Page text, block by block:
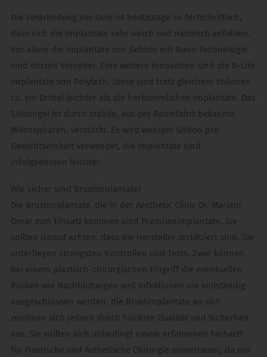
Die Verarbeitung der Gele ist heutzutage so fortschrittlich,
dass sich die Implantate sehr weich und natürlich anfühlen.
Vor allem die Implantate von Sebbin mit Nano Technologie
sind derzeit Vorreiter. Eine weitere Innovation sind die B-Lite
Implantate von Polytech. Diese sind trotz gleichem Volumen
ca. ein Drittel leichter als die herkömmlichen Implantate. Das
Silikongel ist durch stabile, aus der Raumfahrt bekannte
Mikrosphären, verstärkt. Es wird weniger Silikon pro
Gewichtseinheit verwendet, die Implantate sind
infolgedessen leichter.
Wie sicher sind Brustimplantate?
Die Brustimplantate, die in der Aesthetic Clinic Dr. Mariam
Omar zum Einsatz kommen sind Premiumimplantate. Sie
sollten darauf achten, dass die Hersteller zertifiziert sind. Sie
unterliegen strengsten Kontrollen und Tests. Zwar können
bei einem plastisch-chirurgischen Eingriff die eventuellen
Risiken wie Nachblutungen und Infektionen nie vollständig
ausgeschlossen werden, die Brustimplantate an sich
zeichnen sich jedoch durch höchste Qualität und Sicherheit
aus. Sie sollten sich unbedingt einem erfahrenen Facharzt
für Plastische und Ästhetische Chirurgie anvertrauen, da nur